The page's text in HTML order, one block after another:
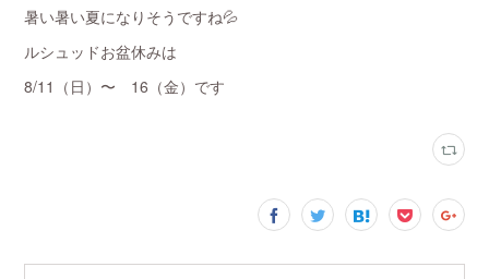
暑い暑い夏になりそうですね💦
ルシュッドお盆休みは
8/11（日）〜 16（金）です